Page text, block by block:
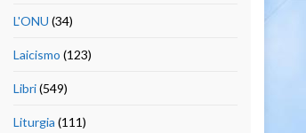
L'ONU (34)
Laicismo (123)
Libri(549)
Liturgia (111)